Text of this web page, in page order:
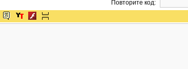
Повторите код: